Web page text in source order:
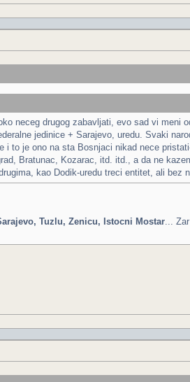
neceg drugog zabavljati, evo sad vi meni
jedinice + Sarajevo, uredu. Svaki
i to je ono na sta Bosnjaci nikad nece
Bratunac, Kozarac, itd. itd., a da ne
kao Dodik-uredu treci entitet, ali bez
Tuzlu, Zenicu, Istocni Mostar...